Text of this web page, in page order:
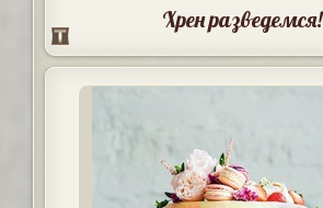
Хрен разведемся!